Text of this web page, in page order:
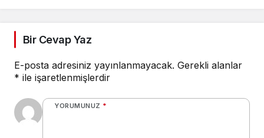
Bir Cevap Yaz
E-posta adresiniz yayınlanmayacak. Gerekli alanlar
* ile işaretlenmişlerdir
YORUMUNUZ *